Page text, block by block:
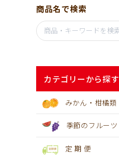
商品名で検索
カテゴリーから探す
みかん・柑橘類
季節のフルーツ
定 期 便